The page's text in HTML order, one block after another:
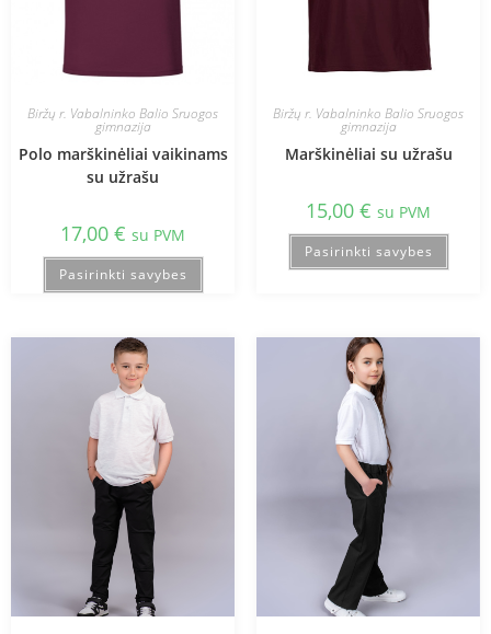
Biržų r. Vabalninko Balio Sruogos
gimnazija
Polo marškinėliai vaikinams
su užrašu
17,00 € su PVM
Pasirinkti savybes
Biržų r. Vabalninko Balio Sruogos
gimnazija
Marškinėliai su užrašu
15,00 € su PVM
Pasirinkti savybes